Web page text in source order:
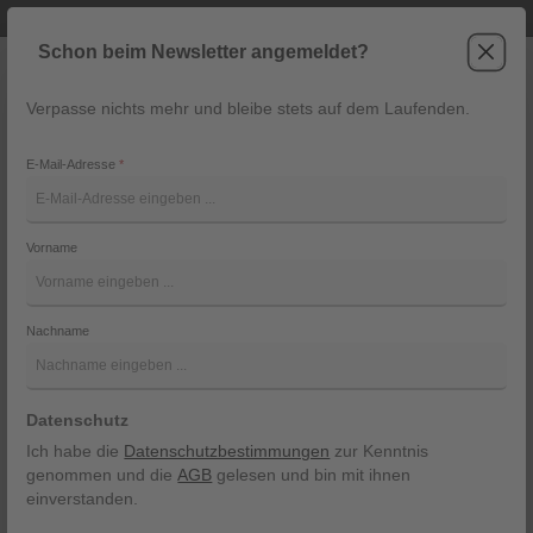
Navigation
Ostarrichi
Ostarrichi
Bildergalerie überspringen
Schon beim Newsletter angemeldet?
Verpasse nichts mehr und bleibe stets auf dem Laufenden.
E-Mail-Adresse*
Vorname
Nachname
Datenschutz
Ich habe die Datenschutzbestimmungen zur Kenntnis
genommen und dieAGB gelesen und bin mit ihnen
einverstanden.